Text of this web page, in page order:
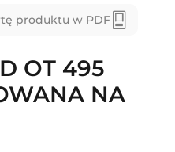
produktu w PDF
OT 495
NA